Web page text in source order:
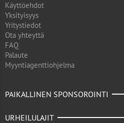
Käyttöehdot
Yksityisyys
Yritystiedot
Ota yhteyttä
FAQ
Palaute
Myyntiagenttiohjelma
PAIKALLINEN SPONSOROINTI
URHEILULAJIT